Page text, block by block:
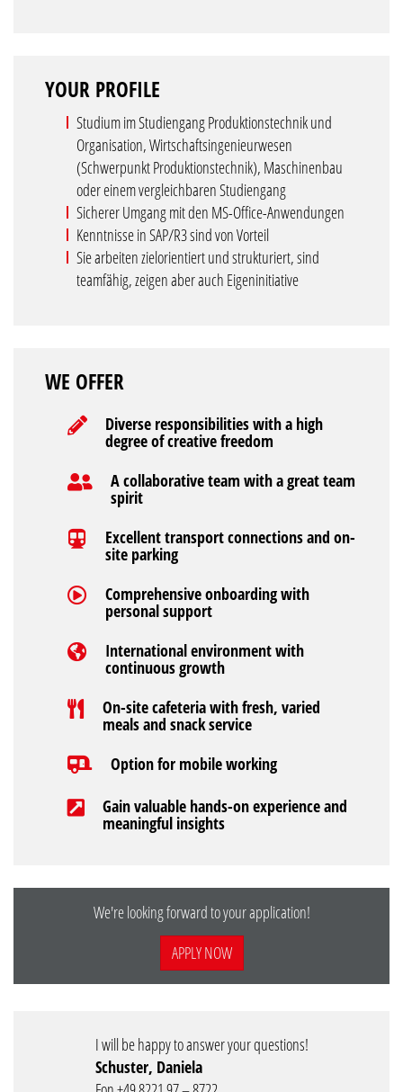
YOUR PROFILE
Studium im Studiengang Produktionstechnik und
Organisation, Wirtschaftsingenieurwesen
(Schwerpunkt Produktionstechnik), Maschinenbau
oder einem vergleichbaren Studiengang
Sicherer Umgang mit den MS-Office-Anwendungen
Kenntnisse in SAP/R3 sind von Vorteil
Sie arbeiten zielorientiert und strukturiert, sind
teamfähig, zeigen aber auch Eigeninitiative
WE OFFER
Diverse responsibilities with a high
degree of creative freedom
A collaborative team with a great team
spirit
Excellent transport connections and on-
site parking
Comprehensive onboarding with
personal support
International environment with
continuous growth
On-site cafeteria with fresh, varied
meals and snack service
Option for mobile working
Gain valuable hands-on experience and
meaningful insights
We're looking forward to your application!
APPLY NOW
I will be happy to answer your questions!
Schuster, Daniela